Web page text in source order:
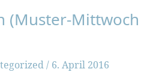
(Muster-Mittwoch
/ 6. April 2016